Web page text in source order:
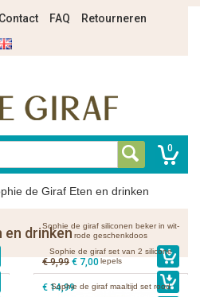
Contact FAQ
Retourneren
0
de Giraf Eten en drinken
en drinkenSophie de giraf siliconen beker in wit-
rode geschenkdoos
€ 9,99 € 7,00
Sophie de giraf set van 2 silicone
lepels
€ 14,99
Sophie de giraf maaltijd set rood